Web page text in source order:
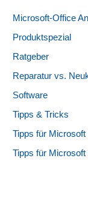
Microsoft-Office
Produktspezial
Ratgeber
Reparatur vs.
Software
Tipps & Tricks
Tipps für Microsoft
Tipps für Microsoft